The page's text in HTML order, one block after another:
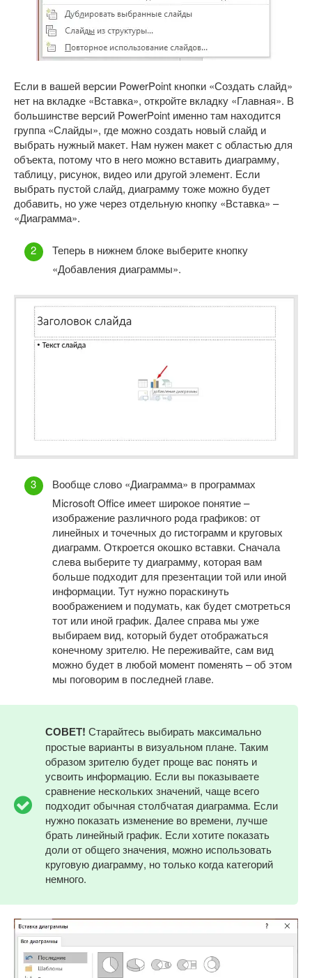
Если в вашей версии PowerPoint кнопки «Создать слайд»
нет на вкладке «Вставка», откройте вкладку «Главная». В
большинстве версий PowerPoint именно там находится
группа «Слайды», где можно создать новый слайд и
выбрать нужный макет. Нам нужен макет с областью для
объекта, потому что в него можно вставить диаграмму,
таблицу, рисунок, видео или другой элемент. Если
выбрать пустой слайд, диаграмму тоже можно будет
добавить, но уже через отдельную кнопку «Вставка» –
«Диаграмма».
Теперь в нижнем блоке выберите кнопку
«Добавления диаграммы».
Вообще слово «Диаграмма» в программах
Microsoft Office имеет широкое понятие –
изображение различного рода графиков: от
линейных и точечных до гистограмм и круговых
диаграмм. Откроется окошко вставки. Сначала
слева выберите ту диаграмму, которая вам
больше подходит для презентации той или иной
информации. Тут нужно пораскинуть
воображением и подумать, как будет смотреться
тот или иной график. Далее справа мы уже
выбираем вид, который будет отображаться
конечному зрителю. Не переживайте, сам вид
можно будет в любой момент поменять – об этом
мы поговорим в последней главе.
СОВЕТ! Старайтесь выбирать максимально
простые варианты в визуальном плане. Таким
образом зрителю будет проще вас понять и
усвоить информацию. Если вы показываете
сравнение нескольких значений, чаще всего
подходит обычная столбчатая диаграмма. Если
нужно показать изменение во времени, лучше
брать линейный график. Если хотите показать
доли от общего значения, можно использовать
круговую диаграмму, но только когда категорий
немного.